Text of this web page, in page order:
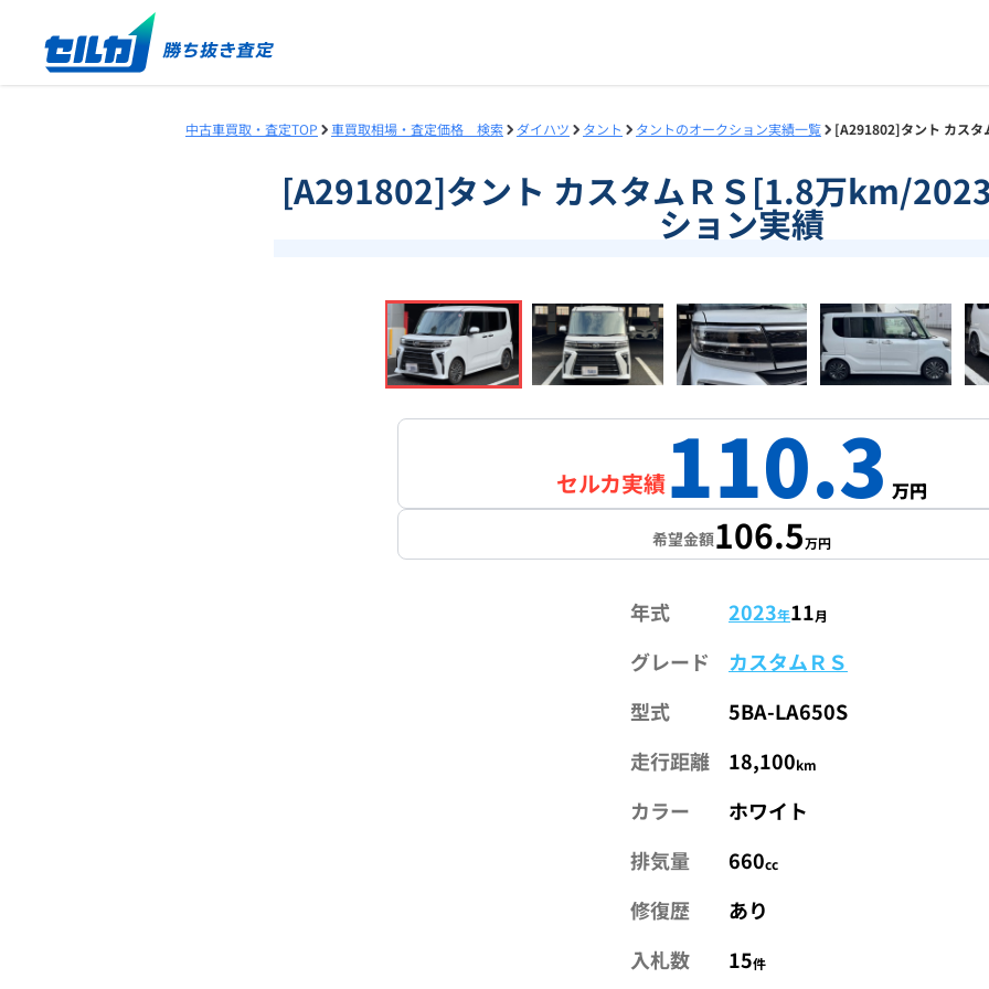
中古車買取・査定TOP 車買取相場・査定価格 検索 ダイハツ タント タントのオークション実績一覧 [A291802]タント カス
[A291802]タント カスタムＲＳ[1.8万km/
ション実績
セルカ実績110.3 万円
希望金額106.5万円
年式 2023年11月
グレード
カスタムＲＳ
型式
5BA-LA650S
走行距離
18,100km
カラー
ホワイト
排気量
660cc
修復歴
あり
入札数
15件